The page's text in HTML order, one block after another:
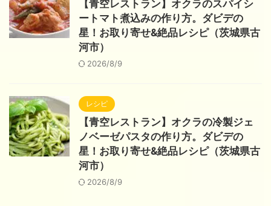
【青空レストラン】オクラのスパイシ
ートマト煮込みの作り方。ダビデの
星！お取り寄せ&絶品レシピ（茨城県古
河市）
2026/8/9
レシピ
【青空レストラン】オクラの冷製ジェ
ノベーゼパスタの作り方。ダビデの
星！お取り寄せ&絶品レシピ（茨城県古
河市）
2026/8/9